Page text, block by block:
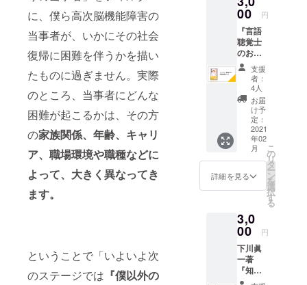
に、僕ら高次脳機能障害の
当事者が、いかにその社会
復帰に困難を伴うかを描い
たものに過ぎません。実際
のところ、当事者にどんな
困難が起こるかは、その方
の家族関係、年齢、キャリ
ア、職場環境や職種などに
よって、大きく異なってき
ます。
ということで「いよいよ次
のステージでは 『僕以外の
book/61
0673/
売され
ている
価格よ
り高く
なりま
すこと
をご了
承の
上、支
援をお
願いい
たしま
す。 書
籍内容
等につ
https://
www.sh
inchosh
a.co.jp/
book/61
0754/
になり
ますの
で、一
般に販
売され
ている
物より
高くな
ります
ことを
ご了承
の上、
支援を
お願い
ます。
出版
売日：
2018/7/
1
Amazo
n
https://
PVC（
0.8mm
） 製造
工程
上、素
材の特
性によ
り本体
に多少
の擦り
跡やく
もり、
ぼこつ
きが出
る場合
らかじ
めご了
承くだ
さい。
使用上
の注
スコッ
トキャ
ラク
ター
「リ
ジョ
ぶーく
ん」の
きん
ちゃく
です。
サイ
ズ：幅
20cm、
高さ
26cm
リエス
テル 発
クラウ
ドファ
ンディ
00 円
『言語
聴覚士
のお仕
事』と
西村紀
子の講
演動画
西村紀
子著
『言語
聴覚士
のお仕
事』ま
た別途
メール
キュー
動画と
西村紀
子の講
演動画
を送り
ます。
支援
者：
4人
お届
け予
定：
2021
年02
月
詳細を見る
こ
の
リ
タ
ー
ン
を
選
択
す
る
3,0
00 円
下川眞
一著
『知っ
とい